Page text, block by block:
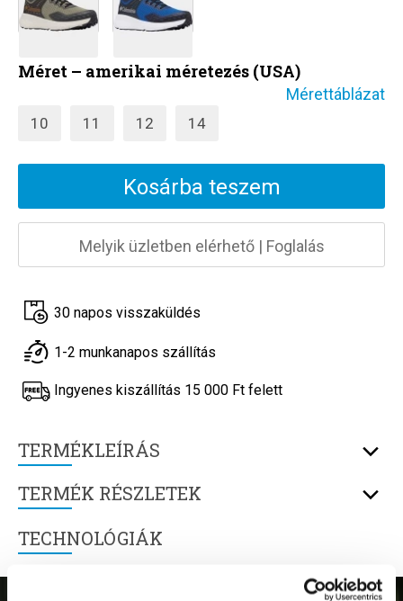
TERMÉKLEÍRÁS
TERMÉK RÉSZLETEK
TECHNOLÓGIÁK
Méret – amerikai méretezés (USA)
Mérettáblázat
10 11 12 14
Kosárba teszem
Melyik üzletben elérhető| Foglalás
30 napos visszaküldés
1-2 munkanapos szállítás
Ingyenes kiszállítás 15 000 Ft felett